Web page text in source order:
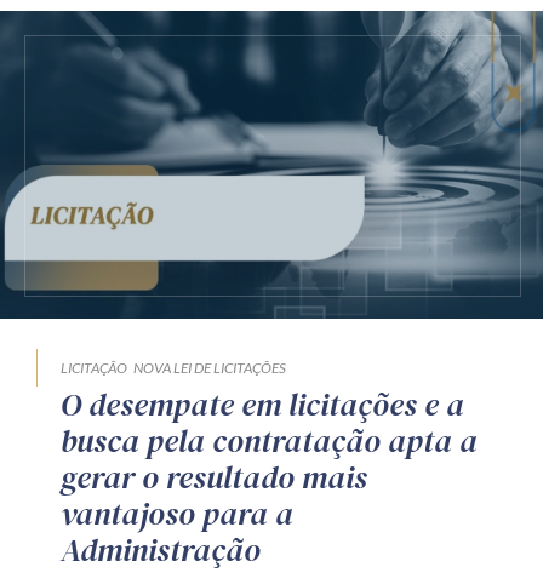
LICITAÇÃO NOVA LEI DE LICITAÇÕES
O desempate em licitações e a
busca pela contratação apta a
gerar o resultado mais
vantajoso para a
Administração